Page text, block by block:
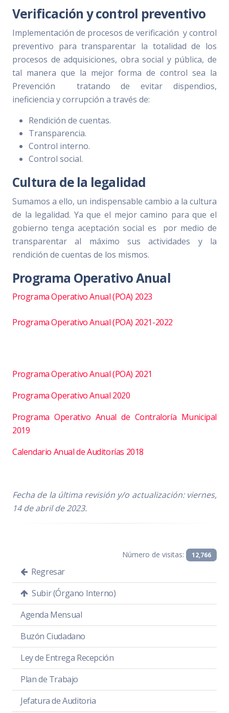
Verificación y control preventivo
Implementación de procesos de verificación y control
preventivo para transparentar la totalidad de los
procesos de adquisiciones, obra social y pública, de
tal manera que la mejor forma de control sea la
Prevención tratando de evitar dispendios,
ineficiencia y corrupción a través de:
Rendición de cuentas.
Transparencia.
Control interno.
Control social.
Cultura de la legalidad
Sumamos a ello, un indispensable cambio a la cultura
de la legalidad. Ya que el mejor camino para que el
gobierno tenga aceptación social es por medio de
transparentar al máximo sus actividades y la
rendición de cuentas de los mismos.
Programa Operativo Anual
Programa Operativo Anual (POA) 2023
Programa Operativo Anual (POA) 2021-2022
Programa Operativo Anual (POA) 2021
Programa Operativo Anual 2020
Programa Operativo Anual de Contraloría Municipal
2019
Calendario Anual de Auditorías 2018
Fecha de la última revisión y/o actualización: viernes,
14 de abril de 2023.
Número de visitas: 12,766
Regresar
Subir (Órgano Interno)
Agenda Mensual
Buzón Ciudadano
Ley de Entrega Recepción
Plan de Trabajo
Jefatura de Auditoria